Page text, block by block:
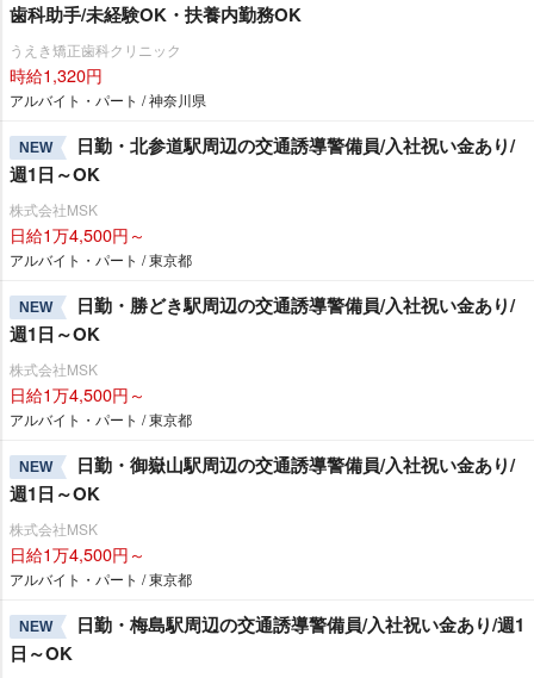
歯科助手/未経験OK・扶養内勤務OK
うえき矯正歯科クリニック
時給1,320円
アルバイト・パート / 神奈川県
NEW
日勤・北参道駅周辺の交通誘導警備員/入社祝い金あり/
週1日～OK
株式会社MSK
日給1万4,500円～
アルバイト・パート / 東京都
NEW
日勤・勝どき駅周辺の交通誘導警備員/入社祝い金あり/
週1日～OK
株式会社MSK
日給1万4,500円～
アルバイト・パート / 東京都
NEW
日勤・御嶽山駅周辺の交通誘導警備員/入社祝い金あり/
週1日～OK
株式会社MSK
日給1万4,500円～
アルバイト・パート / 東京都
NEW
日勤・梅島駅周辺の交通誘導警備員/入社祝い金あり/週1
日～OK